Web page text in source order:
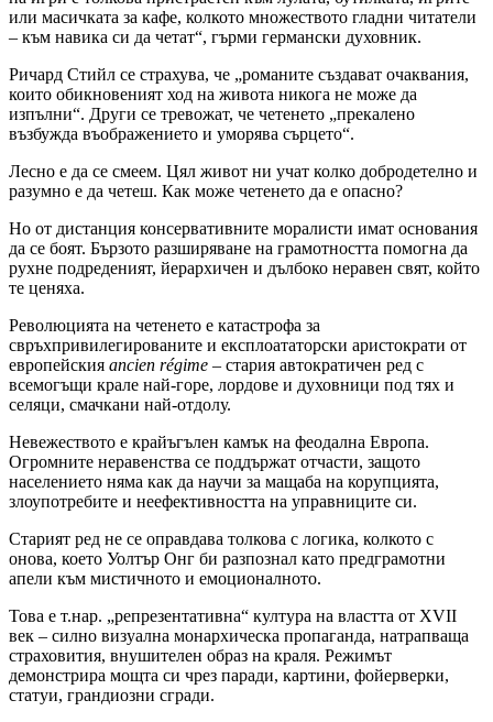
или масичката за кафе, колкото множеството гладни читатели
– към навика си да четат“, гърми германски духовник.
Ричард Стийл се страхува, че „романите създават очаквания,
които обикновеният ход на живота никога не може да
изпълни“. Други се тревожат, че четенето „прекалено
възбужда въображението и уморява сърцето“.
Лесно е да се смеем. Цял живот ни учат колко добродетелно и
разумно е да четеш. Как може четенето да е опасно?
Но от дистанция консервативните моралисти имат основания
да се боят. Бързото разширяване на грамотността помогна да
рухне подреденият, йерархичен и дълбоко неравен свят, който
те ценяха.
Революцията на четенето е катастрофа за
свръхпривилегированите и експлоататорски аристократи от
европейския ancien régime – стария автократичен ред с
всемогъщи крале най-горе, лордове и духовници под тях и
селяци, смачкани най-отдолу.
Невежеството е крайъгълен камък на феодална Европа.
Огромните неравенства се поддържат отчасти, защото
населението няма как да научи за мащаба на корупцията,
злоупотребите и неефективността на управниците си.
Старият ред не се оправдава толкова с логика, колкото с
онова, което Уолтър Онг би разпознал като предграмотни
апели към мистичното и емоционалното.
Това е т.нар. „репрезентативна“ култура на властта от XVII
век – силно визуална монархическа пропаганда, натрапваща
страховития, внушителен образ на краля. Режимът
демонстрира мощта си чрез паради, картини, фойерверки,
статуи, грандиозни сгради.